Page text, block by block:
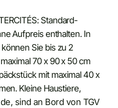
Standard-
Aufpreis enthalten. In
Sie bis zu 2
70 x 90 x 50 cm
mit maximal 40 x
Kleine Haustiere,
sind an Bord von TGV